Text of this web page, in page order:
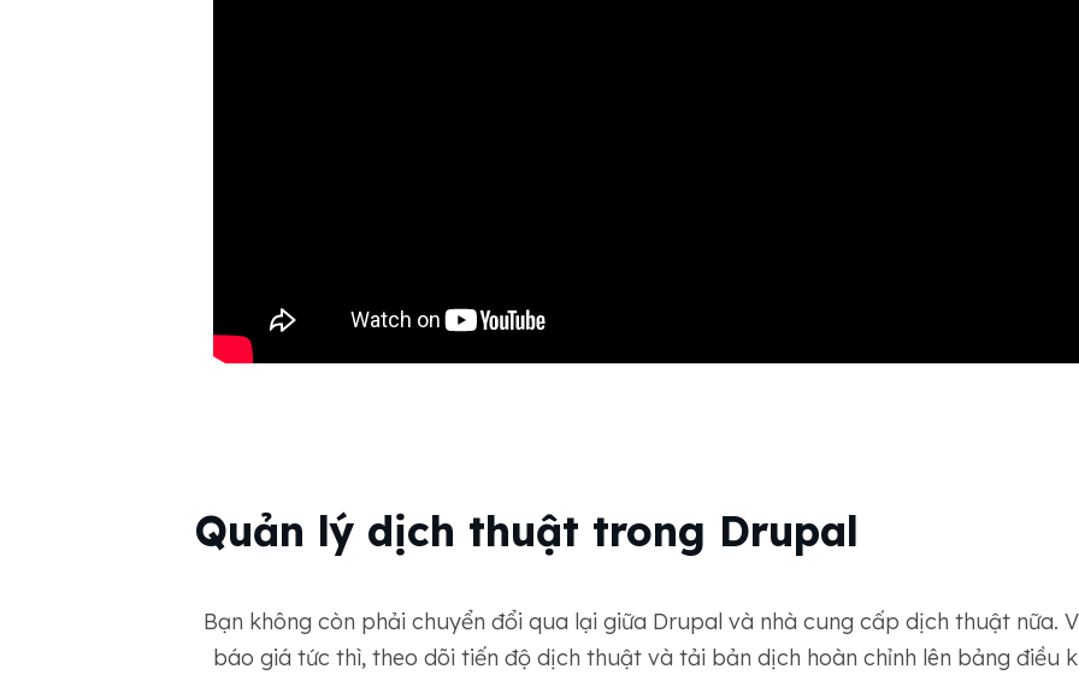
Quản lý dịch thuật trong Drupal
Bạn không còn phải chuyển đổi qua lại giữa Drupal và nhà cung cấp dịch thuật nữa.
báo giá tức thì, theo dõi tiến độ dịch thuật và tải bản dịch hoàn chỉnh lên bảng điều